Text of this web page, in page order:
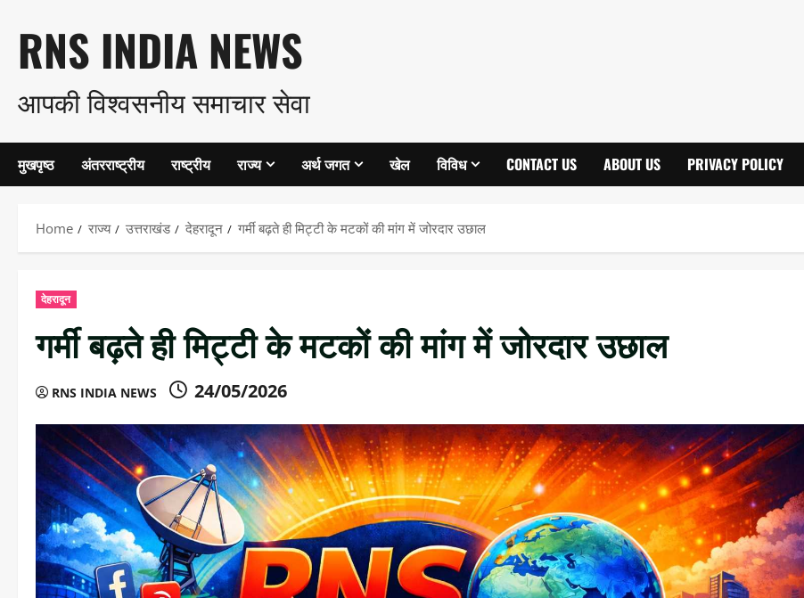
to
content
RNS INDIA NEWS
आपकी विश्वसनीय समाचार सेवा
मुखपृष्ठ अंतरराष्ट्रीय राष्ट्रीय राज्य अर्थ जगत खेल विविध CONTACT US ABOUT US PRIVACY POLICY
Home राज्य उत्तराखंड देहरादून गर्मी बढ़ते ही मिट्टी के मटकों की मांग में जोरदार उछाल
देहरादून
गर्मी बढ़ते ही मिट्टी के मटकों की मांग में जोरदार उछाल
RNS INDIA NEWS 24/05/2026